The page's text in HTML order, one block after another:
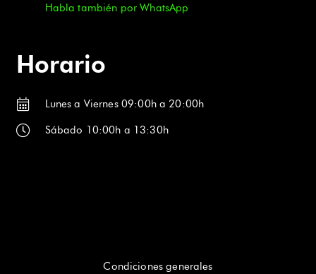
Habla también por WhatsApp
Horario
Lunes a Viernes 09:00h a 20:00h
Sábado 10:00h a 13:30h
Condiciones generales